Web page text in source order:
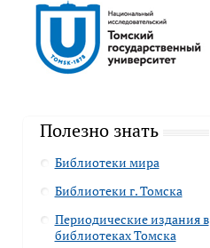
Полезно знать
Библиотеки мира
Библиотеки г. Томска
Периодические издания в
библиотеках Томска